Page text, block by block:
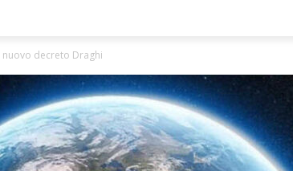
nuovo decreto Draghi